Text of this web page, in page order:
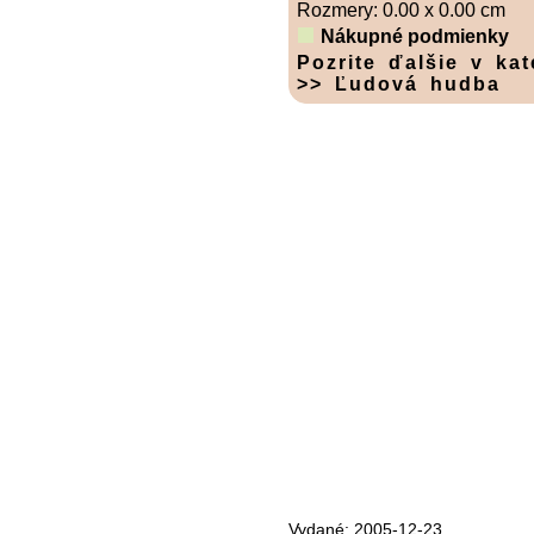
Rozmery: 0.00 x 0.00 cm
Nákupné podmienky
Pozrite ďalšie v
>> Ľudová hudba
Vydané: 2005-12-23